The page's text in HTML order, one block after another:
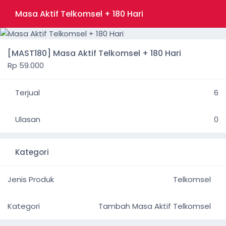
Masa Aktif Telkomsel + 180 Hari
[MAST180] Masa Aktif Telkomsel + 180 Hari
Rp 59.000
Terjual 6
Ulasan 0
Kategori
Jenis Produk Telkomsel
Kategori Tambah Masa Aktif Telkomsel